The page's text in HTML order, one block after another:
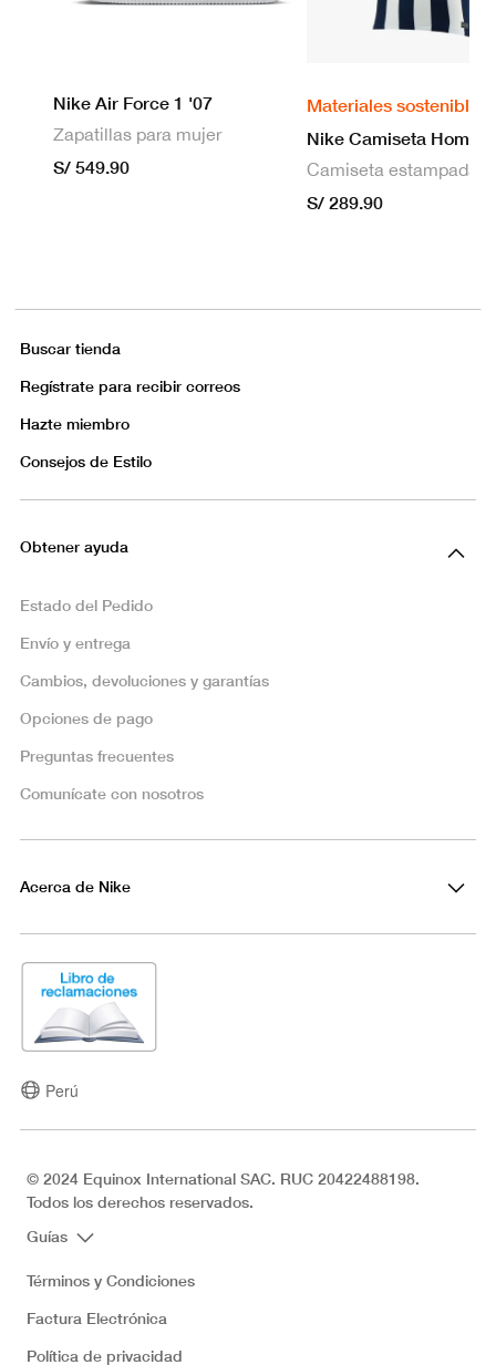
Nike Air Force 1 '07
Zapatillas para mujer
S/ 549.90
Materiales sostenibles
S/ 289.90
Buscar tienda
Regístrate para recibir correos
Hazte miembro
Consejos de Estilo
Obtener ayuda
Estado del Pedido
Envío y entrega
Cambios, devoluciones y garantías
Opciones de pago
Preguntas frecuentes
Comunícate con nosotros
Acerca de Nike
Perú
© 2024 Equinox International SAC. RUC 20422488198.
Todos los derechos reservados.
Guías
Términos y Condiciones
Factura Electrónica
Política de privacidad